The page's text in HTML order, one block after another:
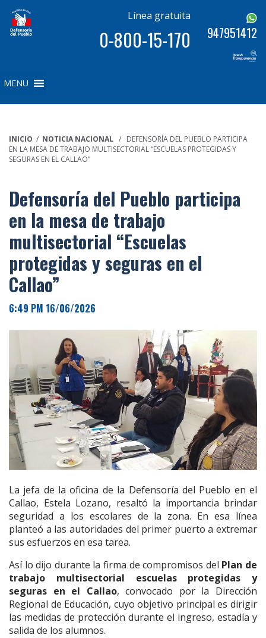
Línea gratuita
0-800-15-170 947951412
MENU
INICIO / NOTICIA NACIONAL / DEFENSORÍA DEL PUEBLO PARTICIPA
EN LA MESA DE TRABAJO MULTISECTORIAL “ESCUELAS PROTEGIDAS Y
SEGURAS EN EL CALLAO”
Defensoría del Pueblo participa
en la mesa de trabajo
multisectorial “Escuelas
protegidas y seguras en el
Callao”
6:49 PM 16/06/2026
La jefa de la oficina de la Defensoría del Pueblo en el
Callao, Estela Lozano, resaltó la importancia brindar
seguridad a los escolares de la zona. En esa línea
planteó a las autoridades del primer puerto a extremar
sus esfuerzos en esa tarea.
Así lo dijo durante la firma de compromisos del Plan de
trabajo multisectorial escuelas protegidas y
seguras en el Callao, convocado por la Dirección
Regional de Educación, cuyo objetivo principal es dirigir
las medidas de protección durante el ingreso, estadía y
salida de los alumnos.